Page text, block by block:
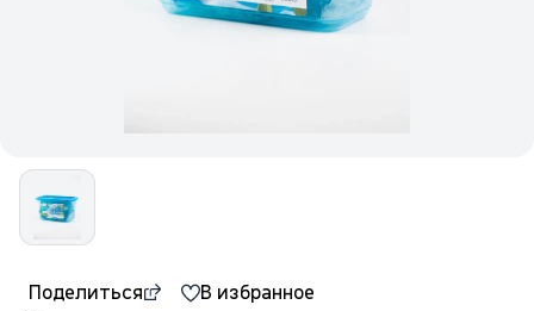
Поделиться В избранное